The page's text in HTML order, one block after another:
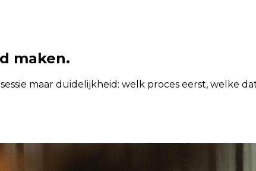
maken.
maar duidelijkheid: welk proces eerst, welke